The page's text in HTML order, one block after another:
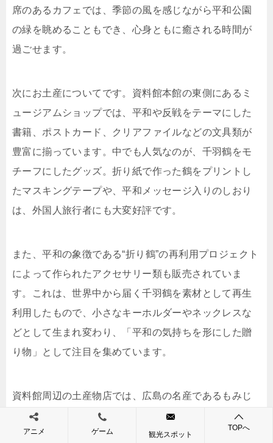
席のあるカフェでは、季節の風を感じながら平和公園
の緑を眺めることもでき、心身ともに癒される時間が
過ごせます。
次にお土産についてです。資料館本館の東側にあるミ
ュージアムショップでは、平和や反戦をテーマにした
書籍、ポストカード、クリアファイルなどの文具類が
豊富に揃っています。中でも人気なのが、千羽鶴をモ
チーフにしたグッズ。折り紙で作った鶴をプリントし
たマスキングテープや、平和メッセージ入りのしおり
は、外国人旅行者にも大変好評です。
また、平和の象徴である“折り鶴”の再利用プロジェクト
によって作られたアクセサリー類も販売されていま
す。これは、世界中から届く千羽鶴を素材として再生
利用したもので、小さなキーホルダーやネックレスな
どとして生まれ変わり、「平和の気持ちを形にした贈
り物」として注目を集めています。
資料館周辺の土産物店では、広島の名産であるもみじ
饅頭やレモン関連商品も人気があります。特に「レモ
ン羊羹」や「レモンジャム」は、地元産の素材を活か
アニメ ゲーム 観光スポット
TOPへ